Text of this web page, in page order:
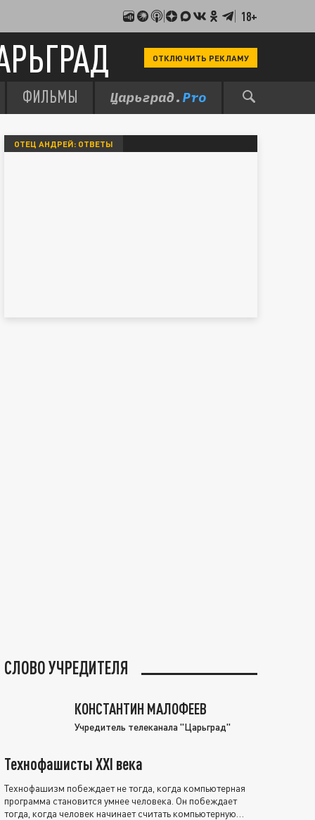
18+
ОТКЛЮЧИТЬ РЕКЛАМУ
ФИЛЬМЫ
ОТЕЦ АНДРЕЙ: ОТВЕТЫ
СЛОВО УЧРЕДИТЕЛЯ
КОНСТАНТИН МАЛОФЕЕВ
Учредитель телеканала "Царьград"
Технофашисты XXI века
Технофашизм побеждает не тогда, когда компьютерная
программа становится умнее человека. Он побеждает
тогда, когда человек начинает считать компьютерную